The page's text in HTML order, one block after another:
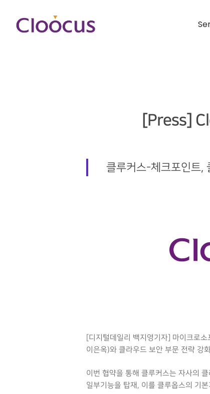
[Press]
클루커스-체크포인트,
[디지털데일리 백지영기자] 마이크로
이은옥)와 클라우드 보안 부문 전략 강
이번 협약을 통해 클루커스는 자사의
일부기능을 탑재, 이를 클루옵스의 기